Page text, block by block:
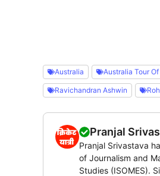
Australia Australia Tour Of
Ravichandran Ashwin
Pranjal
Pranjal Srivastava
of Journalism and
Studies (ISOMES).